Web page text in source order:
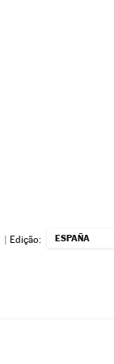
| Edição: ESPAÑA